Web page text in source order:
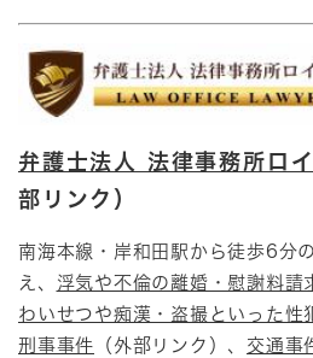
弁護士法人 法律事務所ロ
部リンク）
南海本線・岸和田駅から徒歩6分
え、 浮気や不倫の離婚・慰謝料請
わいせつや痴漢・盗撮といった性
刑事事件 （外部リンク）、 交通事